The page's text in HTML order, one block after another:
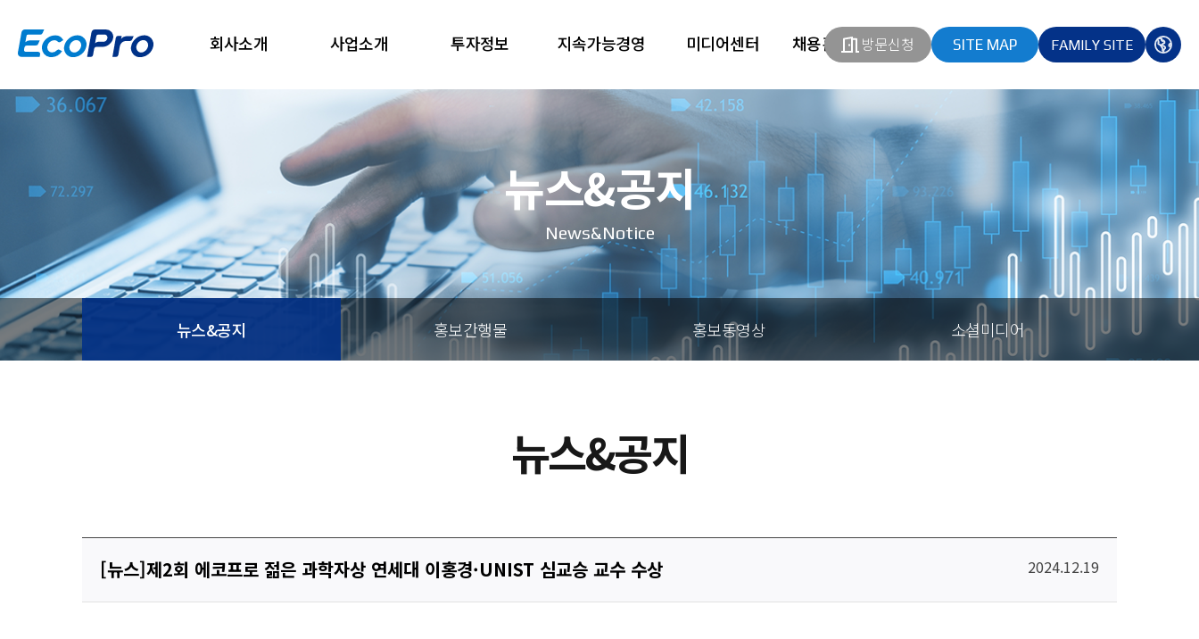
회사소개 사업소개 투자정보 지속가능경영 미디어센터 채용홈페이지방문신청 SITE MAP
열기 FAMILY SITE
열기
다국
뉴스&공지
News&Notice
뉴스&공지 홍보간행물 홍보동영상 소셜미디어
뉴스&공지
[뉴스]제2회 에코프로 젊은 과학자상 연세대 이홍경·UNIST 심교승 교수 수상 2024.12.19